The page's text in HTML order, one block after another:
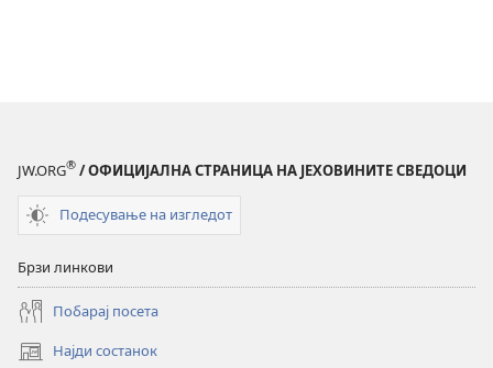
JW.ORG® / ОФИЦИЈАЛНА СТРАНИЦА НА ЈЕХОВИНИТЕ СВЕДОЦИ
Подесување на изгледот
Брзи линкови
Побарај посета
Најди состанок
(opens